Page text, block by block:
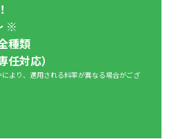
※
種類
対応）
より、適用される料率が異なる場合がござ